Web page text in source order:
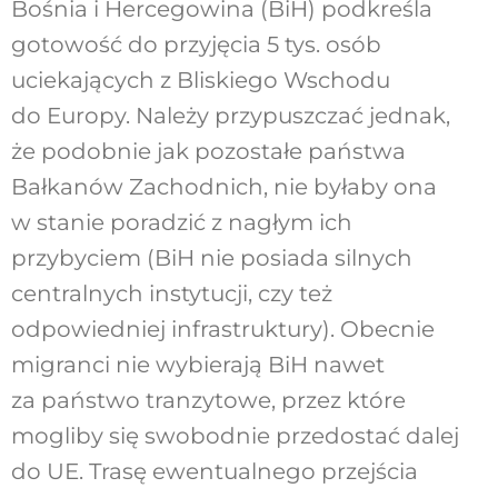
Bośnia i Hercegowina (BiH) podkreśla
gotowość do przyjęcia 5 tys. osób
uciekających z Bliskiego Wschodu
do Europy. Należy przypuszczać jednak,
że podobnie jak pozostałe państwa
Bałkanów Zachodnich, nie byłaby ona
w stanie poradzić z nagłym ich
przybyciem (BiH nie posiada silnych
centralnych instytucji, czy też
odpowiedniej infrastruktury). Obecnie
migranci nie wybierają BiH nawet
za państwo tranzytowe, przez które
mogliby się swobodnie przedostać dalej
do UE. Trasę ewentualnego przejścia